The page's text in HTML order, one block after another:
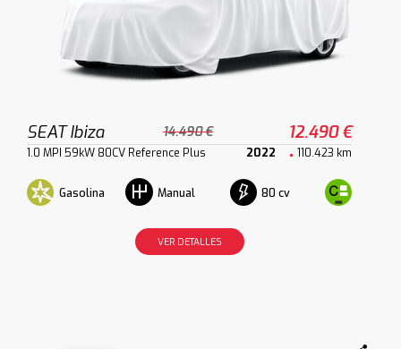
SEAT Ibiza 14.490 € 12.490 €
1.0 MPI 59kW 80CV Reference Plus 2022 110.423 km
Gasolina Manual 80 cv
VER DETALLES